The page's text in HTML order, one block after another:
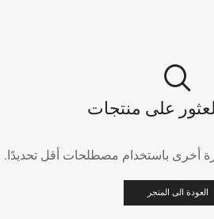
على منتجات
أخرى باستخدام مصطلحات أقل تحديدًا.
العودة الى المتجر